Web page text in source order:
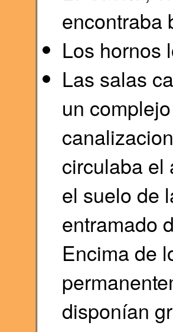
encontraba
Los hornos
Las salas
un
circulaba el
el suelo de
entramado
Encima de
disponían